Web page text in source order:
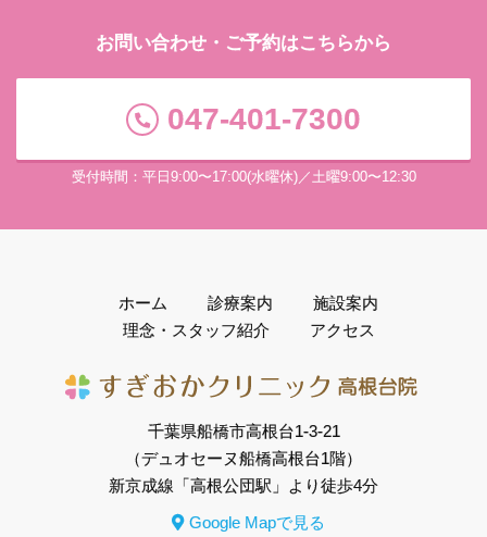
お問い合わせ・ご予約はこちらから
047-401-7300
受付時間：平日9:00〜17:00(水曜休)／土曜9:00〜12:30
ホーム 診療案内
施設案内
理念・スタッフ紹介
アクセス
千葉県船橋市高根台1-3-21
（デュオセーヌ船橋高根台1階）
新京成線「高根公団駅」より徒歩4分
Google Mapで見る